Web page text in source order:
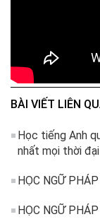
BÀI VIẾT LIÊN
Học tiếng Anh
nhất mọi thời
HỌC NGỮ
HỌC NGỮ